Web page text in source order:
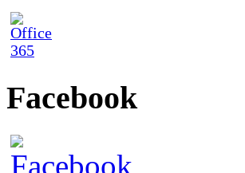
Facebook